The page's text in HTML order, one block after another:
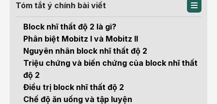
Tóm tắt ý chính bài viết
Block nhĩ thất độ 2 là gì?
Phân biệt Mobitz I và Mobitz II
Nguyên nhân block nhĩ thất độ 2
Triệu chứng và biến chứng của block nhĩ thất
độ 2
Điều trị block nhĩ thất độ 2
Chế độ ăn uống và tập luyện